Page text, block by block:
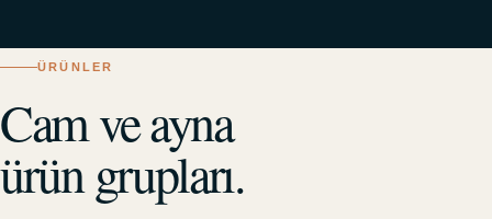
ÜRÜNLER
Cam ve ayna
ürün grupları.